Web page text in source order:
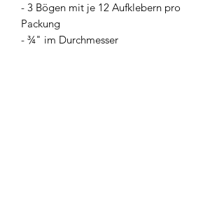
- 3 Bögen mit je 12 Aufklebern pro
Packung
- ¾" im Durchmesser